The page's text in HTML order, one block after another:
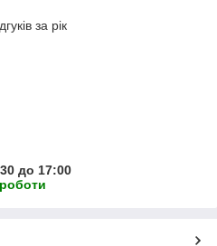
за рік
до 17:00